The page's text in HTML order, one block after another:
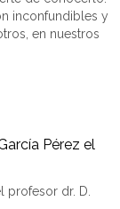
inconfundibles y
en nuestros
Pérez el
profesor dr. D.